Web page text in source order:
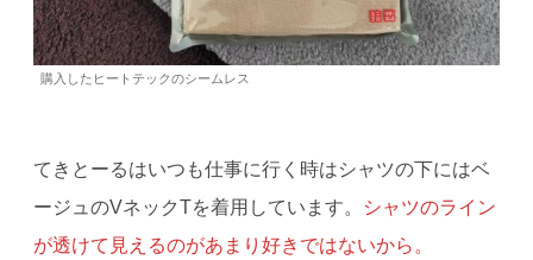
購入したヒートテックのシームレス
てきとーるはいつも仕事に行く時はシャツの下にはベ
ージュのVネックTを着用しています。 シャツのライン
が透けて見えるのがあまり好きではないから。